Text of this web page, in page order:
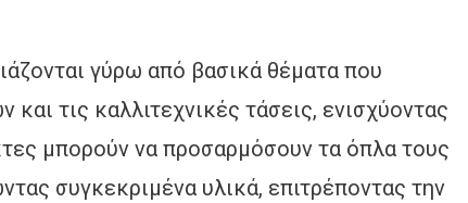
γύρω από βασικά θέματα που
τις καλλιτεχνικές τάσεις, ενισχύοντας
μπορούν να προσαρμόσουν τα όπλα τους
συγκεκριμένα υλικά, επιτρέποντας την